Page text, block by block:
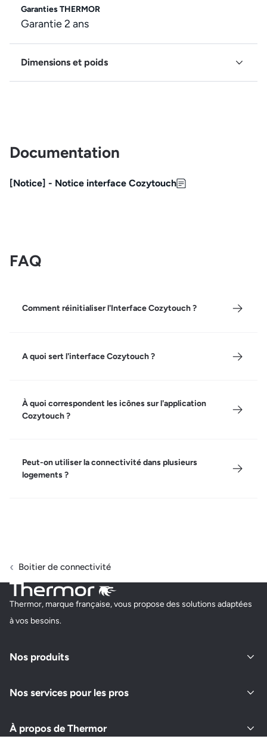
Garanties THERMOR
Garantie 2 ans
Dimensions et poids
Documentation
[Notice] - Notice interface Cozytouch
FAQ
Comment réinitialiser l'Interface Cozytouch ?
A quoi sert l'interface Cozytouch ?
À quoi correspondent les icônes sur l'application
Cozytouch ?
Peut-on utiliser la connectivité dans plusieurs
logements ?
Boitier de connectivité
Thermor, marque française, vous propose des solutions adaptées
à vos besoins.
Nos produits
Nos services pour les pros
À propos de Thermor